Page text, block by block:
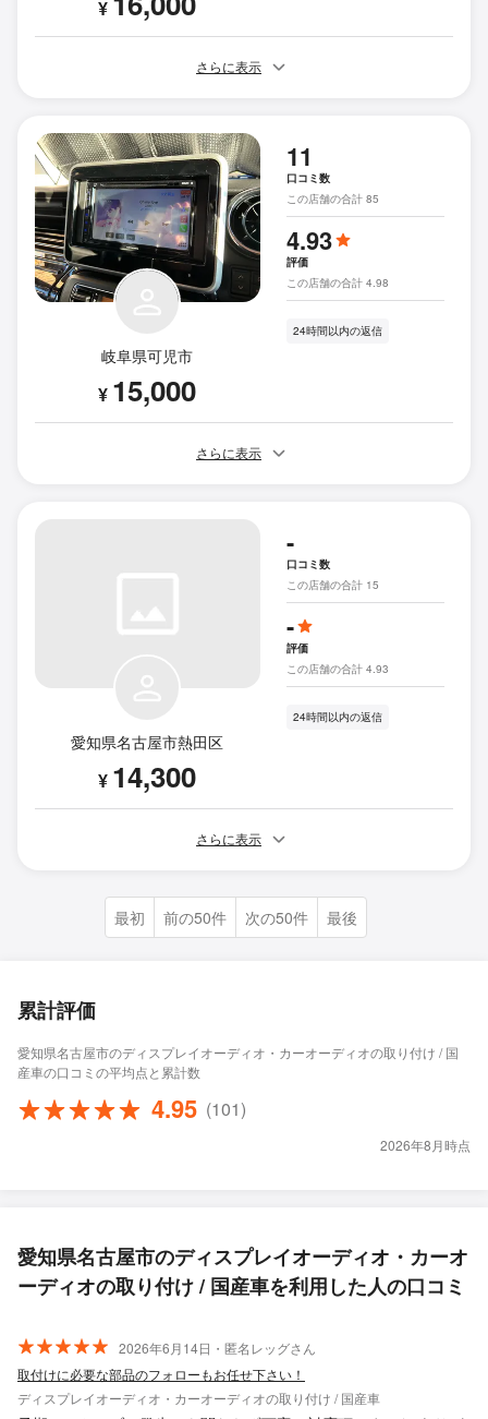
¥
さらに表示
岐阜県可児市
¥ 15,000
11
口コミ数
この店舗の合計 85
4.93
評価
この店舗の合計 4.98
24時間以内の返信
さらに表示
愛知県名古屋市熱田区
¥ 14,300
-
口コミ数
この店舗の合計 15
-
評価
この店舗の合計 4.93
24時間以内の返信
さらに表示
最初 前の50件 次の50件 最後
累計評価
愛知県名古屋市のディスプレイオーディオ・カーオーディオの取り付け / 国
産車の口コミの平均点と累計数
4.95 (101)
2026年8月時点
愛知県名古屋市のディスプレイオーディオ・カーオ
ーディオの取り付け / 国産車を利用した人の口コミ
2026年6月14日・匿名レッグさん
取付けに必要な部品のフォローもお任せ下さい！
ディスプレイオーディオ・カーオーディオの取り付け / 国産車